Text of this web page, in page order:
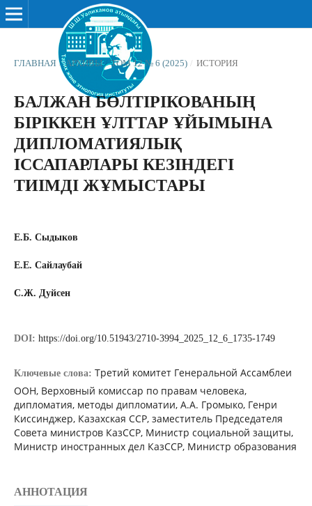
ГЛАВНАЯ / АРХИВЫ / ТОМ 12 № 6 (2025) / ИСТОРИЯ
БАЛЖАН БӨЛТІРІКОВАНЫҢ
БІРІККЕН ҰЛТТАР ҰЙЫМЫНА
ДИПЛОМАТИЯЛЫҚ
ІССАПАРЛАРЫ КЕЗІНДЕГІ
ТИІМДІ ЖҰМЫСТАРЫ
Е.Б. Сыдыков
Е.Е. Сайлаубай
С.Ж. Дуйсен
DOI: https://doi.org/10.51943/2710-3994_2025_12_6_1735-1749
Ключевые слова: Третий комитет Генеральной Ассамблеи
ООН, Верховный комиссар по правам человека,
дипломатия, методы дипломатии, А.А. Громыко, Генри
Киссинджер, Казахская ССР, заместитель Председателя
Совета министров КазССР, Министр социальной защиты,
Министр иностранных дел КазССР, Министр образования
АННОТАЦИЯ